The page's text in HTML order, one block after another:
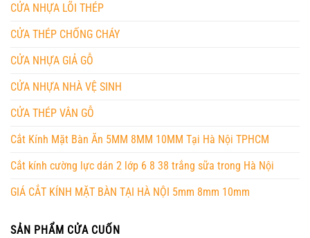
CỬA NHỰA LÕI THÉP
CỬA THÉP CHỐNG CHÁY
CỬA NHỰA GIẢ GỖ
CỬA NHỰA NHÀ VỆ SINH
CỬA THÉP VÂN GỖ
Cắt Kính Mặt Bàn Ăn 5MM 8MM 10MM Tại Hà Nội TPHCM
Cắt kính cường lực dán 2 lớp 6 8 38 trắng sữa trong Hà Nội
GIÁ CẮT KÍNH MẶT BÀN TẠI HÀ NỘI 5mm 8mm 10mm
SẢN PHẨM CỬA CUỐN